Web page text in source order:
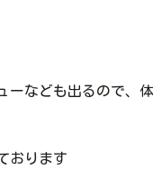
ーなども出るので、
おります